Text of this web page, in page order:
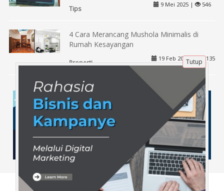
Tips
9 Mei 2025 | 546
4 Cara Merancang Mushola Minimalis di
Rumah Kesayangan
Properti
19 Feb 2020 | 2135
Tutup